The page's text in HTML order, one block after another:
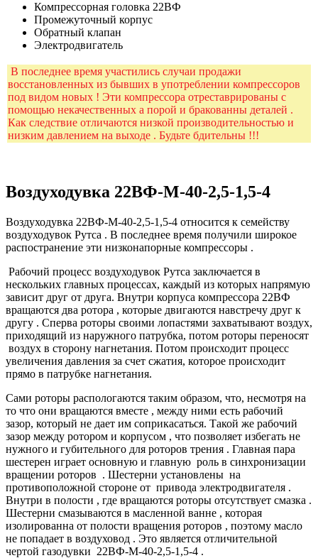
Компрессорная головка 22ВФ
Промежуточный корпус
Обратный клапан
Электродвигатель
В последнее время участились случаи продажи
восстановленных из бывших в употреблении компрессоров
под видом новых ! Эти компрессора отреставрированы с
помощью некачественных а порой и бракованны деталей .
Как следствие отличаются низкой производительностью и
низким давлением на выходе . Будьте бдительны !!!
Воздуходувка 22ВФ-М-40-2,5-1,5-4
Воздуходувка 22ВФ-М-40-2,5-1,5-4 относится к семейству
воздуходувок Рутса . В последнее время получили широкое
распостранение эти низконапорные компрессоры .
Рабочий процесс воздуходувок Рутса заключается в
нескольких главных процессах, каждый из которых напрямую
зависит друг от друга. Внутри корпуса компрессора 22ВФ
вращаются два ротора , которые двигаются навстречу друг к
другу . Сперва роторы своими лопастями захватывают воздух,
приходящий из наружного патрубка, потом роторы переносят
воздух в сторону нагнетания. Потом происходит процесс
увеличения давления за счет сжатия, которое происходит
прямо в патрубке нагнетания.
Сами роторы распологаются таким образом, что, несмотря на
то что они вращаются вместе , между ними есть рабочий
зазор, который не дает им соприкасаться. Такой же рабочий
зазор между ротором и корпусом , что позволяет избегать не
нужного и губительного для роторов трения . Главная пара
шестерен играет основную и главную роль в синхронизации
вращении роторов . Шестерни установлены на
противоположной стороне от привода электродвигателя .
Внутри в полости , где вращаются роторы отсутствует смазка .
Шестерни смазываются в масленной ванне , которая
изолированна от полости вращения роторов , поэтому масло
не попадает в воздуховод . Это является отличительной
чертой газодувки 22ВФ-М-40-2,5-1,5-4 .